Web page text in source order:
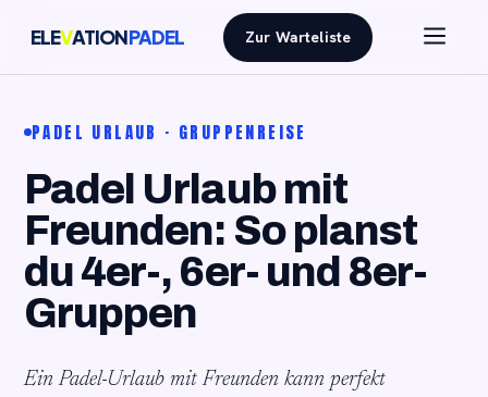
ELEVATIONPADEL Zur Warteliste
PADEL URLAUB · GRUPPENREISE
Padel Urlaub mit
Freunden: So planst
du 4er-, 6er- und 8er-
Gruppen
Ein Padel-Urlaub mit Freunden kann perfekt